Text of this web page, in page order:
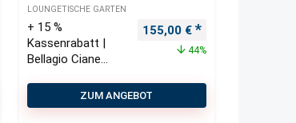
Preis war: 820,00 €
Preis ist: 655,00 €.
LOUNGETISCHE GARTEN
+ 15 %
Kassenrabatt |
Bellagio Ciane
120x65x34 cm
Ursprünglicher Preis war:
155,00 € Aktueller Preis
44%
ZUM ANGEBOT